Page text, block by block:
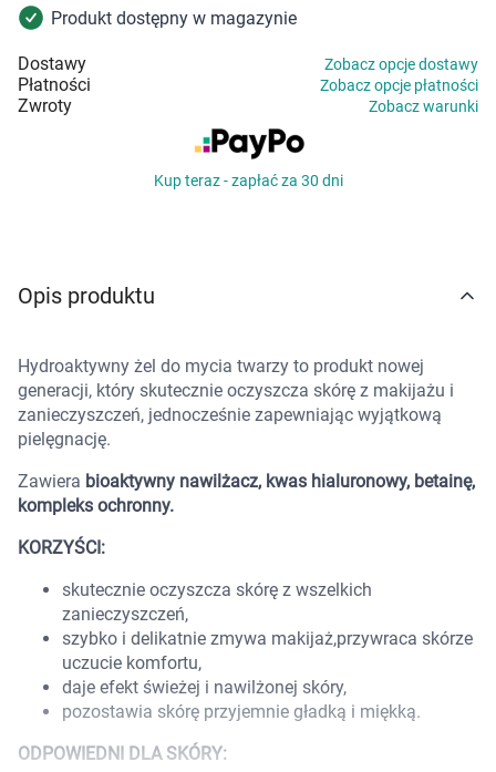
Korzystamy z plików cookies w celu
Zdrowy styl życia
Zabawki
Marki
Produkt dostępny w magazynie
Dostawy Zobacz opcje dostawy
Płatności Zobacz opcje płatności
Zwroty Zobacz warunki
Kup teraz - zapłać za 30 dni
Opis produktu
Hydroaktywny żel do mycia twarzy to produkt nowej
generacji, który skutecznie oczyszcza skórę z makijażu i
zanieczyszczeń, jednocześnie zapewniając wyjątkową
pielęgnację.
Zawiera bioaktywny nawilżacz, kwas hialuronowy, betainę,
kompleks ochronny.
KORZYŚCI:
skutecznie oczyszcza skórę z wszelkich
zanieczyszczeń,
szybko i delikatnie zmywa makijaż,przywraca skórze
uczucie komfortu,
daje efekt świeżej i nawilżonej skóry,
pozostawia skórę przyjemnie gładką i miękką.
ODPOWIEDNI DLA SKÓRY: